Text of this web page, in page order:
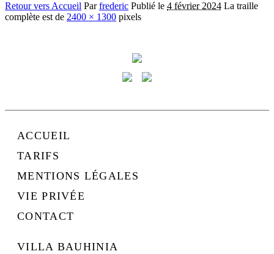
Retour vers Accueil Parfrederic Publié le 4 février 2024 La traille
complète est de 2400 × 1300 pixels
ACCUEIL
TARIFS
MENTIONS LÉGALES
VIE PRIVÉE
CONTACT
VILLA BAUHINIA